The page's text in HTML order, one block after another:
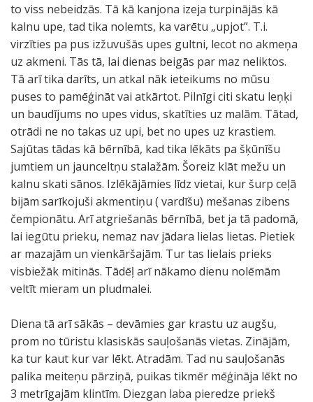
to viss nebeidzās. Tā kā kanjona izeja turpinājās kā
kalnu upe, tad tika nolemts, ka varētu „upjot”. T.i.
virzīties pa pus izžuvušās upes gultni, lecot no akmeņa
uz akmeni. Tās tā, lai dienas beigās par maz neliktos.
Tā arī tika darīts, un atkal nāk ieteikums no mūsu
puses to pamēģināt vai atkārtot. Pilnīgi citi skatu leņķi
un baudījums no upes vidus, skatīties uz malām. Tātad,
otrādi ne no takas uz upi, bet no upes uz krastiem.
Sajūtas tādas kā bērnībā, kad tika lēkāts pa šķūnīšu
jumtiem un jaunceltņu stalažām. Šoreiz klāt mežu un
kalnu skati sānos. Izlēkājāmies līdz vietai, kur šurp ceļā
bijām sarīkojuši akmentiņu ( vardīšu) mešanas zibens
čempionātu. Arī atgriešanās bērnībā, bet ja tā padomā,
lai iegūtu prieku, nemaz nav jādara lielas lietas. Pietiek
ar mazajām un vienkāršajām. Tur tas lielais prieks
visbiežāk mitinās. Tādēļ arī nākamo dienu nolēmām
veltīt mieram un pludmalei.
Diena tā arī sākās – devāmies gar krastu uz augšu,
prom no tūristu klasiskās sauļošanās vietas. Zinājām,
ka tur kaut kur var lēkt. Atradām. Tad nu sauļošanās
palika meiteņu pārziņā, puikas tikmēr mēģināja lēkt no
3 metrīgajām klintīm. Diezgan laba pieredze priekš